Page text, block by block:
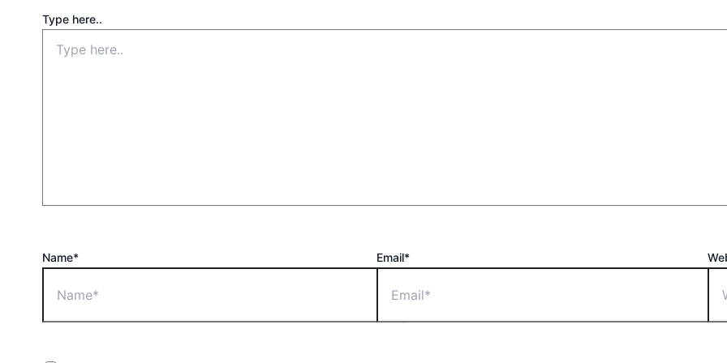
Type here..
Name* Email*